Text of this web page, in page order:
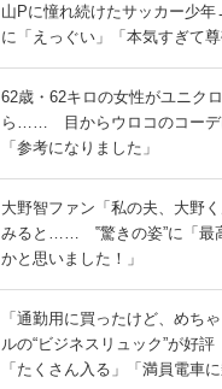
山Pに憧れ続けたサッカー
に「えっぐい」「本気すぎて
62歳・62キロの女性がユニク
ら…… 目からウロコのコーデ
「参考になりました」
大野智ファン「私の夫、大野
みると…… ‟驚きの姿”に「最
かと思いました！」
「通勤用に買ったけど、めち
ルの“ビジネスリュック”が好
「たくさん入る」「満員電車